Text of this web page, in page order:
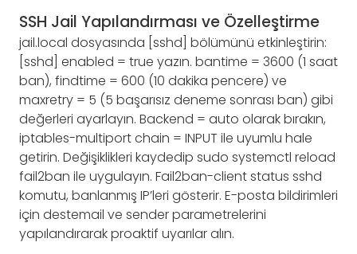
SSH Jail Yapılandırması ve Özelleştirme
jail.local dosyasında [sshd] bölümünü etkinleştirin:
[sshd] enabled = true yazın. bantime = 3600 (1 saat
ban), findtime = 600 (10 dakika pencere) ve
maxretry = 5 (5 başarısız deneme sonrası ban) gibi
değerleri ayarlayın. Backend = auto olarak bırakın,
iptables-multiport chain = INPUT ile uyumlu hale
getirin. Değişiklikleri kaydedip sudo systemctl reload
fail2ban ile uygulayın. Fail2ban-client status sshd
komutu, banlanmış IP’leri gösterir. E-posta bildirimleri
için destemail ve sender parametrelerini
yapılandırarak proaktif uyarılar alın.